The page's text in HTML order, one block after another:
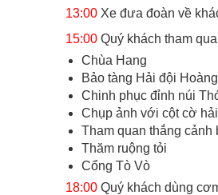
13:00 Xe đưa đoàn về
15:00 Quý khách tham
Chùa Hang
Bảo tàng Hải đội
Chinh phục đỉnh núi
Chụp ảnh với cột cờ
Tham quan thắng cảnh
Thăm ruộng tỏi
Cổng Tò Vò
18:00 Quý khách dùng